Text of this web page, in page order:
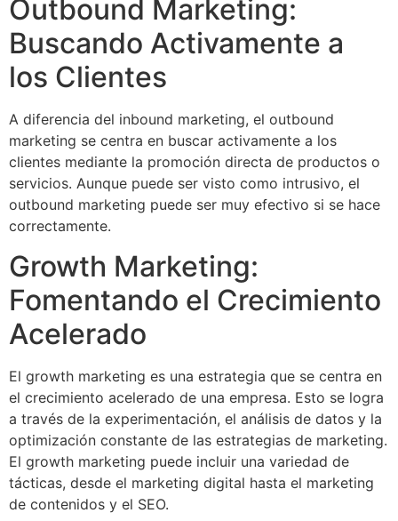
Outbound Marketing:
Buscando Activamente a
los Clientes
A diferencia del inbound marketing, el outbound
marketing se centra en buscar activamente a los
clientes mediante la promoción directa de productos o
servicios. Aunque puede ser visto como intrusivo, el
outbound marketing puede ser muy efectivo si se hace
correctamente.
Growth Marketing:
Fomentando el Crecimiento
Acelerado
El growth marketing es una estrategia que se centra en
el crecimiento acelerado de una empresa. Esto se logra
a través de la experimentación, el análisis de datos y la
optimización constante de las estrategias de marketing.
El growth marketing puede incluir una variedad de
tácticas, desde el marketing digital hasta el marketing
de contenidos y el SEO.